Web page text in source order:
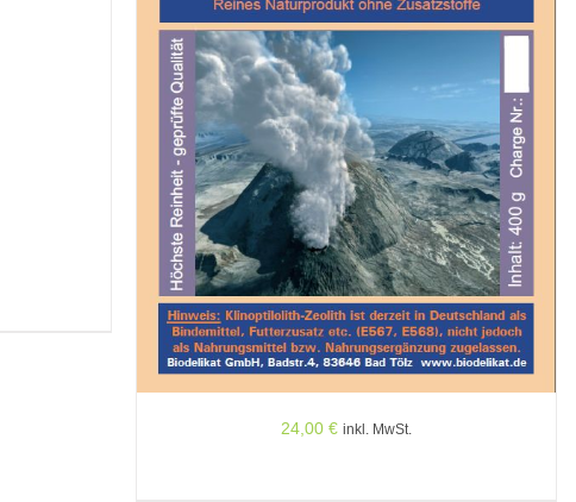
24,00 € inkl. MwSt.